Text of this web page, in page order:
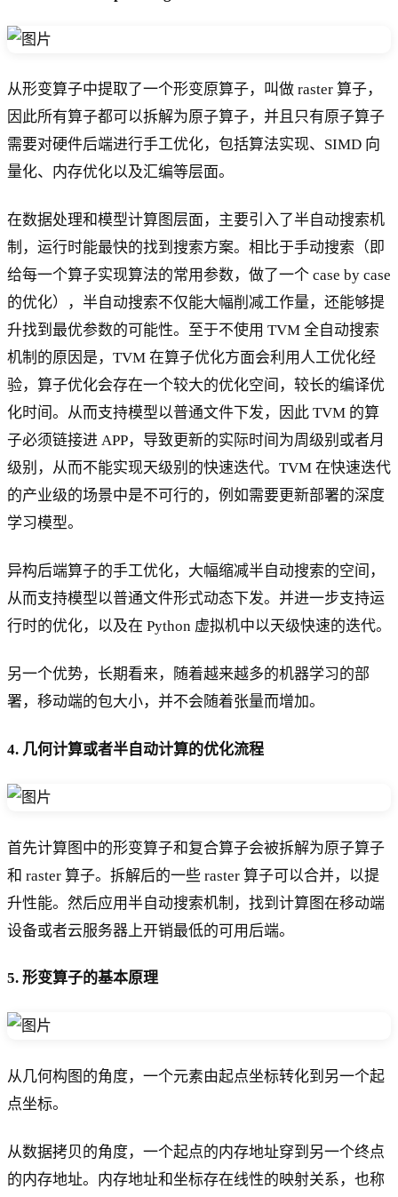
从形变算子中提取了一个形变原算子，叫做 raster 算子，
因此所有算子都可以拆解为原子算子，并且只有原子算子
需要对硬件后端进行手工优化，包括算法实现、SIMD 向
量化、内存优化以及汇编等层面。
在数据处理和模型计算图层面，主要引入了半自动搜索机
制，运行时能最快的找到搜索方案。相比于手动搜索（即
给每一个算子实现算法的常用参数，做了一个 case by case
的优化），半自动搜索不仅能大幅削减工作量，还能够提
升找到最优参数的可能性。至于不使用 TVM 全自动搜索
机制的原因是，TVM 在算子优化方面会利用人工优化经
验，算子优化会存在一个较大的优化空间，较长的编译优
化时间。从而支持模型以普通文件下发，因此 TVM 的算
子必须链接进 APP，导致更新的实际时间为周级别或者月
级别，从而不能实现天级别的快速迭代。TVM 在快速迭代
的产业级的场景中是不可行的，例如需要更新部署的深度
学习模型。
异构后端算子的手工优化，大幅缩减半自动搜索的空间，
从而支持模型以普通文件形式动态下发。并进一步支持运
行时的优化，以及在 Python 虚拟机中以天级快速的迭代。
另一个优势，长期看来，随着越来越多的机器学习的部
署，移动端的包大小，并不会随着张量而增加。
4. 几何计算或者半自动计算的优化流程
首先计算图中的形变算子和复合算子会被拆解为原子算子
和 raster 算子。拆解后的一些 raster 算子可以合并，以提
升性能。然后应用半自动搜索机制，找到计算图在移动端
设备或者云服务器上开销最低的可用后端。
5. 形变算子的基本原理
从几何构图的角度，一个元素由起点坐标转化到另一个起
点坐标。
从数据拷贝的角度，一个起点的内存地址穿到另一个终点
的内存地址。内存地址和坐标存在线性的映射关系，也称